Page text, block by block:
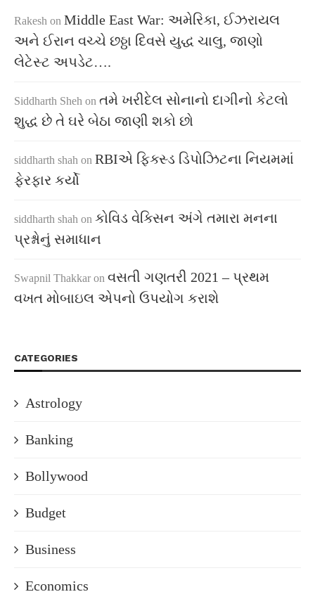
Rakesh on Middle East War: અમેરિકા, ઈઝરાયલ
અને ઈરાન વચ્ચે છઠ્ઠા દિવસે યુદ્ધ ચાલુ, જાણો
લેટેસ્ટ અપડેટ….
Siddharth Sheh on તમે ખરીદેલ સોનાનો દાગીનો કેટલો
શુદ્ધ છે તે ઘરે બેઠા જાણી શકો છો
siddharth shah on RBIએ ફિક્સ્ડ ડિપોઝિટના નિયમમાં
ફેરફાર કર્યો
siddharth shah on કોવિડ વેક્સિન અંગે તમારા મનના
પ્રશ્નોનું સમાધાન
Swapnil Thakkar on વસતી ગણતરી 2021 – પ્રથમ
વખત મોબાઇલ એપનો ઉપયોગ કરાશે
CATEGORIES
Astrology
Banking
Bollywood
Budget
Business
Economics